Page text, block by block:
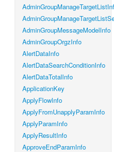
AdminGroupMessageModelInfo
AdminGroupOrgzInfo
AlertDataInfo
AlertDataSearchConditionInfo
AlertDataTotalInfo
ApplicationKey
ApplyFlowInfo
ApplyFromUnapplyParamInfo
ApplyParamInfo
ApplyResultInfo
ApproveEndParamInfo